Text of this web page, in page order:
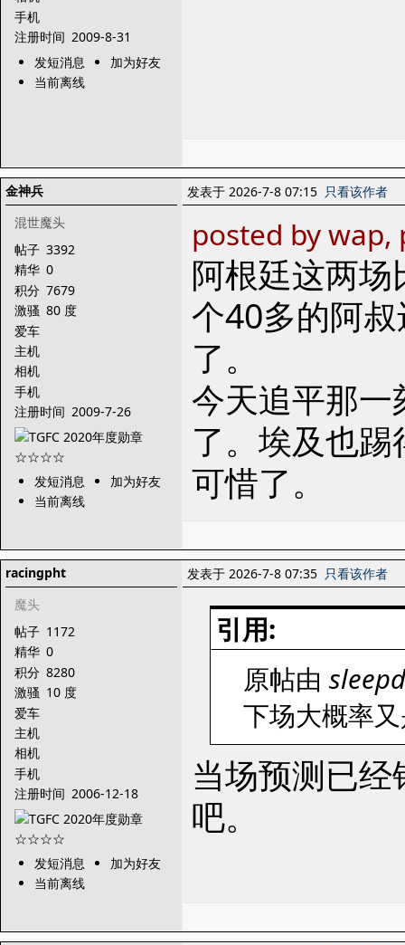
手机
注册时间 2009-8-31
发短消息
加为好友
当前离线
金神兵
混世魔头
帖子 3392
精华 0
积分 7679
激骚 80 度
爱车
主机
相机
手机
注册时间 2009-7-26
发短消息
加为好友
当前离线
发表于 2026-7-8 07:15 只看该作者
posted by
阿根廷这两
个40多的阿
了。
今天追平那
了。埃及也
可惜了。
racingpht
魔头
帖子 1172
精华 0
积分 8280
激骚 10 度
爱车
主机
相机
手机
注册时间 2006-12-18
发短消息
加为好友
当前离线
发表于 2026-7-8 07:35 只看该作者
引用:
原帖由 sleepd
下场大概率
当场预测已
吧。